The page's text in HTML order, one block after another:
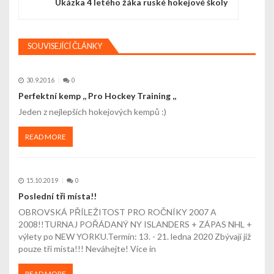
a
c
e
p
r
o
ř
í
s
p
Ukázka 4 letého žáka ruské hokejové školy
SOUVISEJÍCÍ ČLÁNKY
30.9.2016 0
Perfektní kemp ,, Pro Hockey Training ,,
Jeden z nejlepších hokejových kempů :)
READ MORE
15.10.2019 0
Poslední tři místa!!
OBROVSKÁ PŘÍLEŽITOST PRO ROČNÍKY 2007 A
2008!!TURNAJ POŘÁDANÝ NY ISLANDERS + ZÁPAS NHL +
výlety po NEW YORKU.Termín: 13. - 21. ledna 2020 Zbývají již
pouze tři místa!!! Neváhejte! Více in